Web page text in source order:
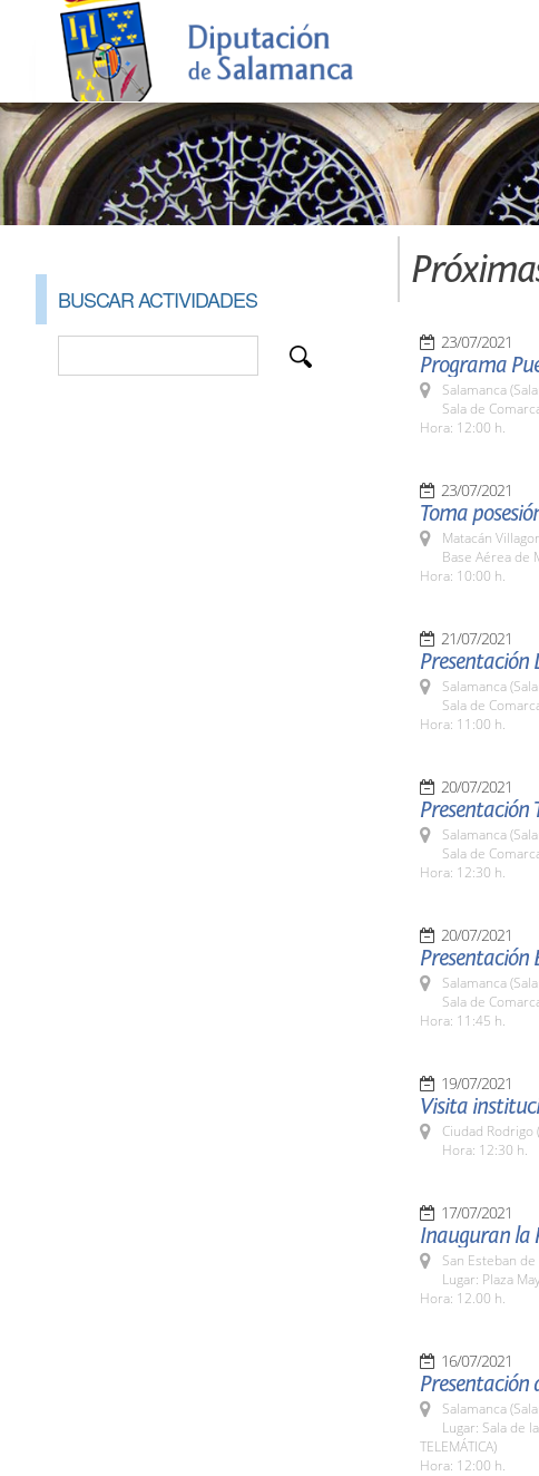
BUSCAR ACTIVIDADES
23/07/2021
Programa
Salamanca
Sala de
Hora: 12:00 h.
23/07/2021
Toma
Matacán
Base Aérea de
Hora: 10:00 h.
21/07/2021
Presentación
Salamanca
Sala de
Hora: 11:00 h.
20/07/2021
Presentación
Salamanca
Sala de
Hora: 12:30 h.
20/07/2021
Presentación
Salamanca
Sala de
Hora: 11:45 h.
19/07/2021
Visita
Ciudad Rodrigo
Hora: 12:30 h.
17/07/2021
Inauguran la
San Esteban
Lugar: Plaza
Hora: 12.00 h.
16/07/2021
Presentación
Salamanca
Lugar: Sala de
TELEMÁTICA)
Hora: 12:00 h.